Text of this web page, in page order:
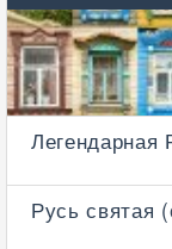
Легендарная
Русь святая